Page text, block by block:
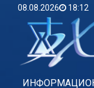
08.08.2026 18:12